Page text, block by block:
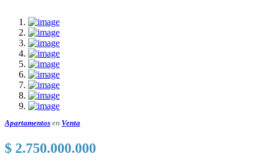
Apartamentos en Venta
$ 2.750.000.000